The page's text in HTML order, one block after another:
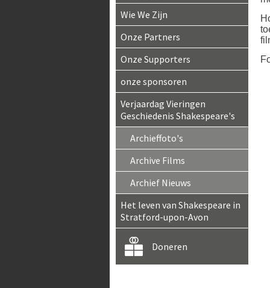
Wie We Zijn
Onze Partners
Onze Supporters
onze sponsoren
Verjaardag Vieringen
Geschiedenis Shakespeare's
Archieffoto's
Archive Films
Archief Nieuws
Het leven van Shakespeare in
Stratford-upon-Avon
Doneren